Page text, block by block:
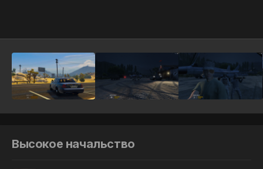
Высокое начальство